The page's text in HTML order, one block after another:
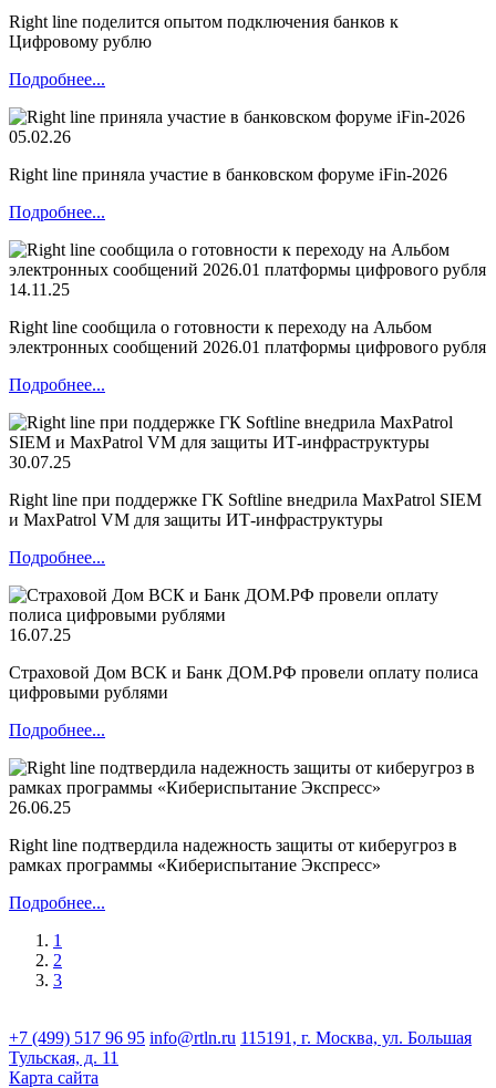
Right line поделится опытом подключения банков к
Цифровому рублю
Подробнее...
05.02.26
Right line приняла участие в банковском форуме iFin-2026
Подробнее...
14.11.25
Right line сообщила о готовности к переходу на Альбом
электронных сообщений 2026.01 платформы цифрового рубля
Подробнее...
30.07.25
Right line при поддержке ГК Softline внедрила MaxPatrol SIEM
и MaxPatrol VM для защиты ИТ-инфраструктуры
Подробнее...
16.07.25
Страховой Дом ВСК и Банк ДОМ.РФ провели оплату полиса
цифровыми рублями
Подробнее...
26.06.25
Right line подтвердила надежность защиты от киберугроз в
рамках программы «Кибериспытание Экспресс»
Подробнее...
1
2
3
+7 (499) 517 96 95 info@rtln.ru 115191, г. Москва, ул. Большая
Тульская, д. 11
Карта сайта